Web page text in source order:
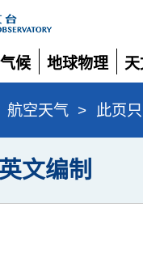
气候
展
开
地球物理
展
开
展
开
航空天气 > 此页
文编制